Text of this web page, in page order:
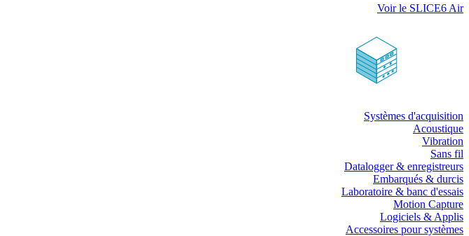
Voir le SLICE6 Air
Systèmes d'acquisition
Acoustique
Vibration
Sans fil
Datalogger & enregistreurs
Embarqués & durcis
Laboratoire & banc d'essais
Motion Capture
Logiciels & Applis
Accessoires pour systèmes